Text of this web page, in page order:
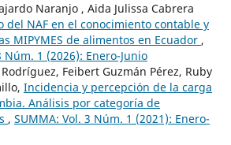
Naranjo , Aida Julissa Cabrera
del NAF en el conocimiento contable y
MIPYMES de alimentos en Ecuador ,
Núm. 1 (2026): Enero-Junio
Feibert Guzmán Pérez, Ruby
Incidencia y percepción de la carga
Análisis por categoría de
, SUMMA: Vol. 3 Núm. 1 (2021): Enero-